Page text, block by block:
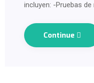
incluyen: -Pruebas
Continue